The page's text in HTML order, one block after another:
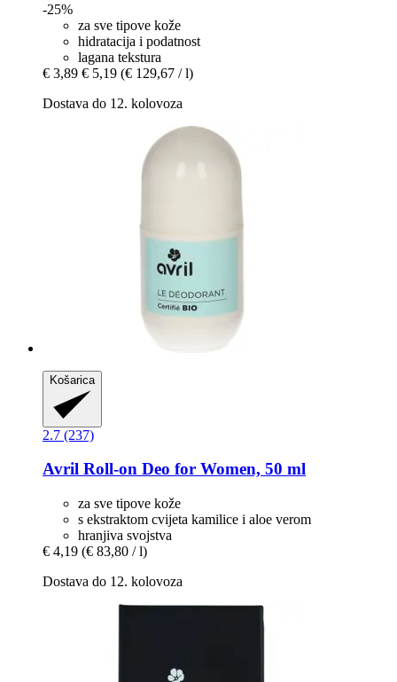
-25%
za sve tipove kože
hidratacija i podatnost
lagana tekstura
€ 3,89 € 5,19 (€ 129,67 / l)
Dostava do 12. kolovoza
Košarica
2.7 (237)
Avril Roll-​on Deo for Women, 50 ml
za sve tipove kože
s ekstraktom cvijeta kamilice i aloe verom
hranjiva svojstva
€ 4,19 (€ 83,80 / l)
Dostava do 12. kolovoza